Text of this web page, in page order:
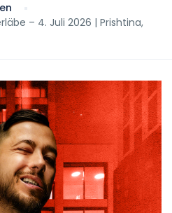
– 4. Juli 2026 | Prishtina,